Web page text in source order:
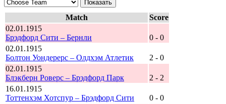
Match
Score
02.01.1915
Брэдфорд Сити – Бернли
0 - 0
02.01.1915
Болтон Уондерерс – Олдхэм Атлетик
2 - 0
02.01.1915
Блэкберн Роверс – Брэдфорд Парк
2 - 2
16.01.1915
Тоттенхэм Хотспур – Брэдфорд Сити
0 - 0